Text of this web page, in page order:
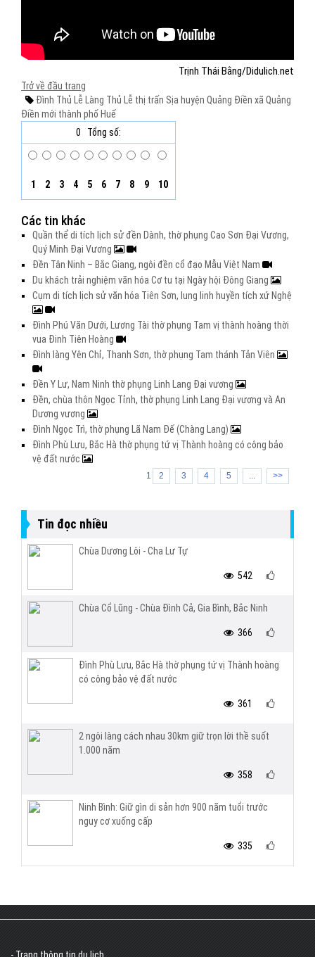
Trịnh Thái Bằng/Didulich.net
Trở về đầu trang
Đình Thủ Lễ Làng Thủ Lễ thị trấn Sịa huyện Quảng Điền xã Quảng
Điền mới thành phố Huế
0
Tổng số:
1 2 3 4 5 6 7 8 9 10
Các tin khác
Quần thể di tích lịch sử đền Dành, thờ phụng Cao Sơn Đại Vương,
Quý Minh Đại Vương
Đền Tân Ninh – Bắc Giang, ngôi đền cổ đạo Mẫu Việt Nam
Du khách trải nghiệm văn hóa Cơ tu tại Ngày hội Đông Giang
Cụm di tích lịch sử văn hóa Tiên Sơn, lung linh huyền tích xứ Nghệ
Đình Phú Văn Dưới, Lương Tài thờ phụng Tam vị thành hoàng thời
vua Đinh Tiên Hoàng
Đình làng Yên Chỉ, Thanh Sơn, thờ phụng Tam thánh Tản Viên
Đền Y Lư, Nam Ninh thờ phụng Linh Lang Đại vương
Đền, chùa thôn Ngọc Tỉnh, thờ phụng Linh Lang Đại vương và An
Dương vương
Đình Ngọc Trì, thờ phụng Lã Nam Đế (Chàng Lang)
Đình Phù Lưu, Bắc Hà thờ phụng tứ vị Thành hoàng có công bảo
vệ đất nước
1 2 3 4 5 ... >>
Tin đọc nhiều
Chùa Dương Lôi - Cha Lư Tự
542
Chùa Cổ Lũng - Chùa Đình Cả, Gia Bình, Bắc Ninh
366
Đình Phù Lưu, Bắc Hà thờ phụng tứ vị Thành hoàng
có công bảo vệ đất nước
361
2 ngôi làng cách nhau 30km giữ trọn lời thề suốt
1.000 năm
358
Ninh Bình: Giữ gìn di sản hơn 900 năm tuổi trước
nguy cơ xuống cấp
335